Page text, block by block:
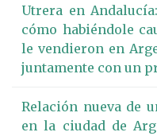
Utrera en
cómo habiéndole
le vendieron en
juntamente con un
Relación nueva de
en la ciudad de